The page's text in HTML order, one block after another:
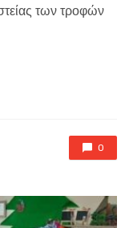
των τροφών
0